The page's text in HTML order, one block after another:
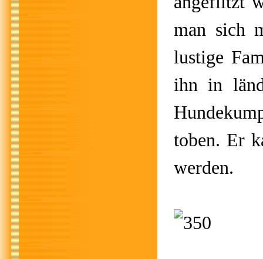
man sich
lustige
ihn in
toben. Er
werden.